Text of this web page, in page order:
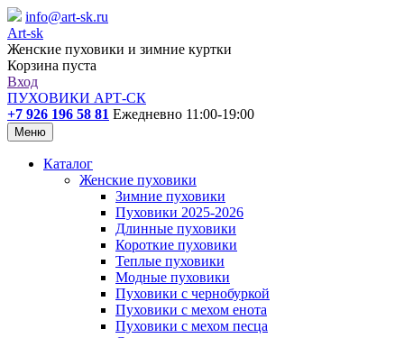
info@art-sk.ru
Art-sk
Женские пуховики и зимние куртки
Корзина пуста
Вход
ПУХОВИКИ АРТ-СК
+7 926 196 58 81 Ежедневно 11:00-19:00
Меню
Каталог
Женские пуховики
Зимние пуховики
Пуховики 2025-2026
Длинные пуховики
Короткие пуховики
Теплые пуховики
Модные пуховики
Пуховики с чернобуркой
Пуховики с мехом енота
Пуховики с мехом песца